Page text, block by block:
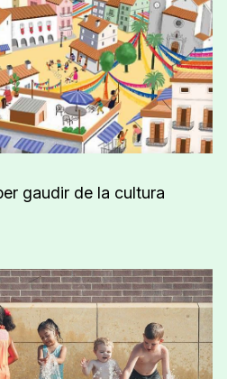
gaudir de la cultura